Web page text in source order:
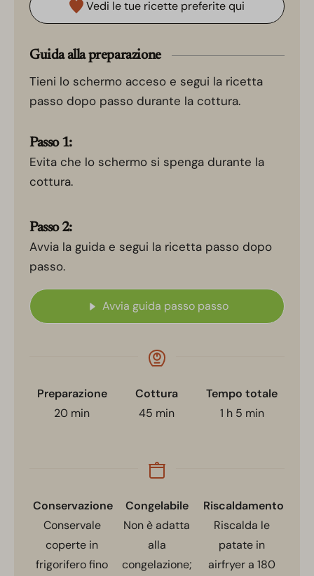
Vedi le tue ricette preferite qui
Guida alla preparazione
Tieni lo schermo acceso e segui la ricetta
passo dopo passo durante la cottura.
Passo 1:
Evita che lo schermo si spenga durante la
cottura.
Passo 2:
Avvia la guida e segui la ricetta passo dopo
passo.
Avvia guida passo passo
Preparazione
20 min
Cottura
45 min
Tempo totale
1 h 5 min
Conservazione
Conservale
coperte in
frigorifero fino
Congelabile
Non è adatta
alla
congelazione;
Riscaldamento
Riscalda le
patate in
airfryer a 180